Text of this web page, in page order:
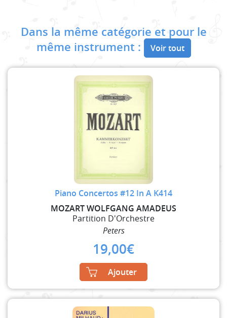
Dans la même catégorie et pour le
même instrument :
Voir tout
Piano Concertos #12 In A K414
MOZART WOLFGANG AMADEUS
Partition D'Orchestre
Peters
19,00€
Ajouter